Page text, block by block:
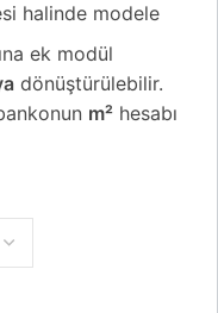
halinde modele
ek modül
dönüştürülebilir.
m² hesabı